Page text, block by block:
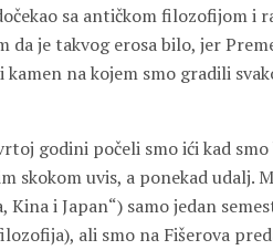
sa antičkom filozofijom i
da je takvog erosa bilo, jer
na kojem smo gradili
godini počeli smo ići kad
skokom uvis, a ponekad udalj.
i Japan“) samo jedan
ali smo na Fišerova